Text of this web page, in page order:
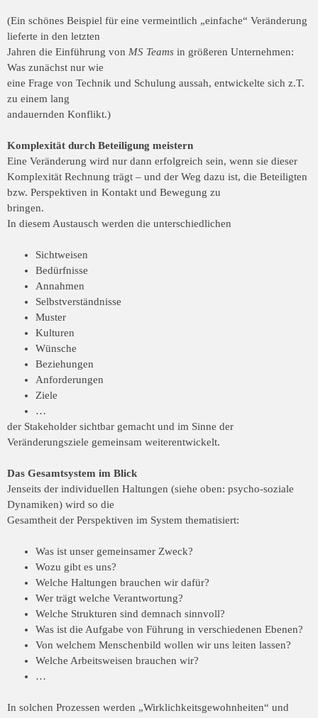
(Ein schönes Beispiel für eine vermeintlich „einfache“ Veränderung
lieferte in den letzten
Jahren die Einführung von MS Teams in größeren Unternehmen:
Was zunächst nur wie
eine Frage von Technik und Schulung aussah, entwickelte sich z.T.
zu einem lang
andauernden Konflikt.)
Komplexität durch Beteiligung meistern
Eine Veränderung wird nur dann erfolgreich sein, wenn sie dieser
Komplexität Rechnung trägt – und der Weg dazu ist, die Beteiligten
bzw. Perspektiven in Kontakt und Bewegung zu
bringen.
In diesem Austausch werden die unterschiedlichen
Sichtweisen
Bedürfnisse
Annahmen
Selbstverständnisse
Muster
Kulturen
Wünsche
Beziehungen
Anforderungen
Ziele
…
der Stakeholder sichtbar gemacht und im Sinne der
Veränderungsziele gemeinsam weiterentwickelt.
Das Gesamtsystem im Blick
Jenseits der individuellen Haltungen (siehe oben: psycho-soziale
Dynamiken) wird so die
Gesamtheit der Perspektiven im System thematisiert:
Was ist unser gemeinsamer Zweck?
Wozu gibt es uns?
Welche Haltungen brauchen wir dafür?
Wer trägt welche Verantwortung?
Welche Strukturen sind demnach sinnvoll?
Was ist die Aufgabe von Führung in verschiedenen Ebenen?
Von welchem Menschenbild wollen wir uns leiten lassen?
Welche Arbeitsweisen brauchen wir?
…
In solchen Prozessen werden „Wirklichkeitsgewohnheiten“ und